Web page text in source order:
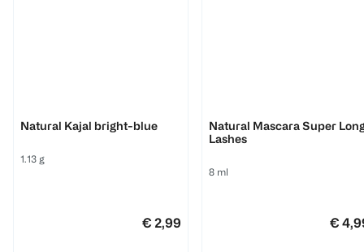
Natural Kajal bright-blue
1.13 g
€ 2,99
Natural Mascara Super
Lashes
8 ml
€